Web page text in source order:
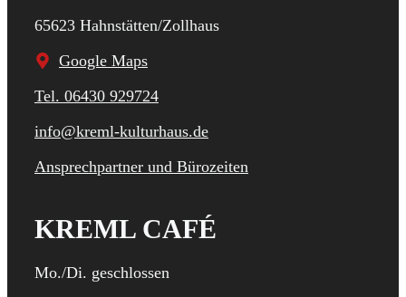
65623 Hahnstätten/Zollhaus
Google Maps
Tel. 06430 929724
info@kreml-kulturhaus.de
Ansprechpartner und Bürozeiten
KREML CAFÉ
Mo./Di. geschlossen